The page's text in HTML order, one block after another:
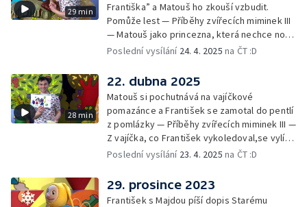
29 min
Františka” a Matouš ho zkouší vzbudit.
Pomůže lest — Příběhy zvířecích miminek III
— Matouš jako princezna, která nechce nosit
brýle… — Cvoček astronautem — Nestyďte
Poslední vysílání 24. 4. 2025 na ČT :D
28 min
22. dubna 2025
Matouš si pochutnává na vajíčkové
pomazánce a František se zamotal do pentlí
z pomlázky — Příběhy zvířecích miminek III —
Z vajíčka, co František vykoledoval,se vylíhl
drak. Nejí princezny, ale miluje vajíčkovou
Rozloučení
Poslední vysílání 23. 4. 2025 na ČT :D
29. prosince 2023
František s Majdou píší dopis Starému